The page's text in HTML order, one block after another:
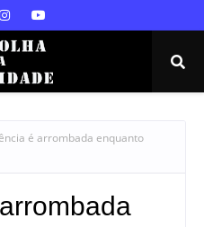
é arrombada enquanto